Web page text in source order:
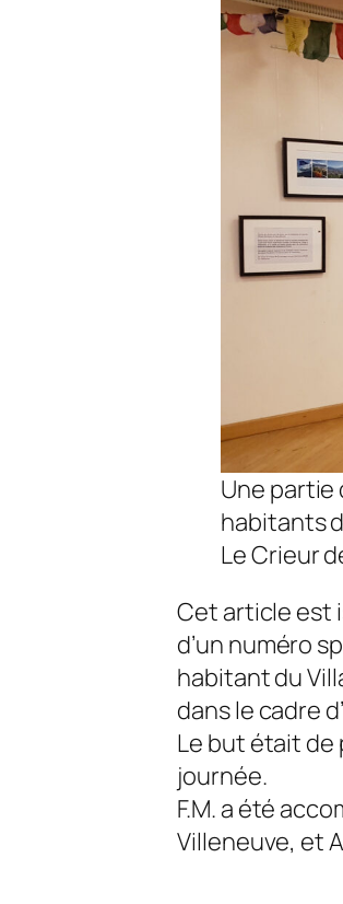
Une partie
habitants
Le Crieur
Cet article est
d’un numéro
habitant du
dans le cadre
Le but était de
journée.
F.M. a été
Villeneuve, et